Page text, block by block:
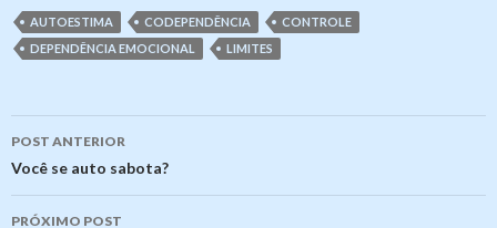
AUTOESTIMA CODEPENDÊNCIA
CONTROLE
DEPENDÊNCIA EMOCIONAL
LIMITES
Navegação
de
posts
POST ANTERIOR
Você se auto sabota?
PRÓXIMO POST